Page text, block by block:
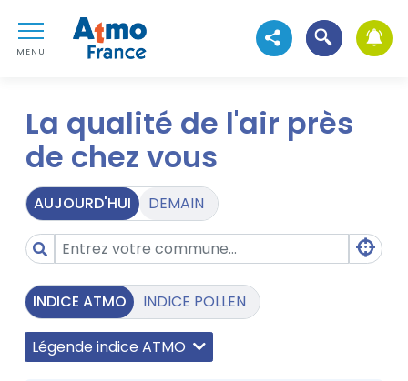
Aller au premier menu de navigation
Aller à la recherche
MENU
Atmo France
ATMO TEST Voir les réseaux sociaux
Ouvrir la
La qualité de l'air près
de chez vous
AUJOURD'HUI DEMAIN
INDICE ATMO INDICE POLLEN
Légende indice ATMO